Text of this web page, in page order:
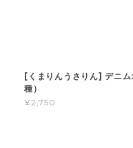
[くまりんうさりん] デニ
種）
¥2,750